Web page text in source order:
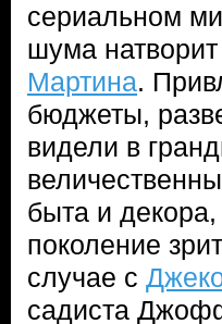
сериальном
шума
Мартина.
бюджеты,
видели в
быта и
поколение
случае с
садиста